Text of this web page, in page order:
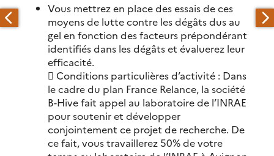
Vous mettrez en place des essais de ces
moyens de lutte contre les dégâts dus au
gel en fonction des facteurs prépondérant
identifiés dans les dégâts et évaluerez leur
efficacité.
 Conditions particulières d’activité : Dans
le cadre du plan France Relance, la société
B-Hive fait appel au laboratoire de l’INRAE
pour soutenir et développer
conjointement ce projet de recherche. De
ce fait, vous travaillerez 50% de votre